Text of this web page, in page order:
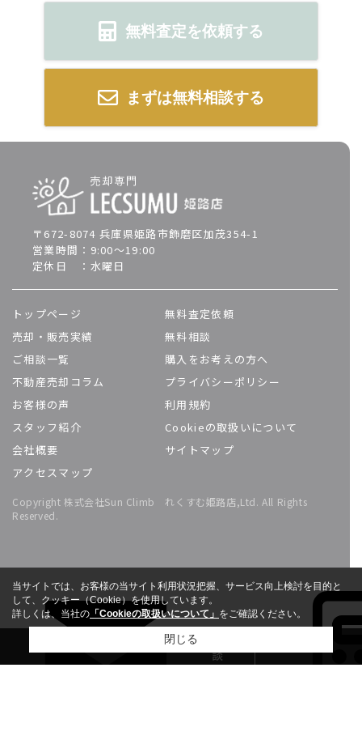
談
無料査定を依頼する
まずは無料相談する
〒672-8074 兵庫県姫路市飾磨区加茂354-1
営業時間：9:00～19:00
定休日 ：水曜日
トップページ
売却・販売実績
ご相談一覧
不動産売却コラム
お客様の声
スタッフ紹介
会社概要
アクセスマップ
無料査定依頼
無料相談
購入をお考えの方へ
プライバシーポリシー
利用規約
Cookieの取扱いについて
サイトマップ
Copyright 株式会社Sun Climb れくすむ姫路店,Ltd. All Rights
Reserved.
当サイトでは、お客様の当サイト利用状況把握、サービス向上検討を目的と
して、クッキー（Cookie）を使用しています。
詳しくは、当社の 「Cookieの取扱いについて」 をご確認ください。
閉じる